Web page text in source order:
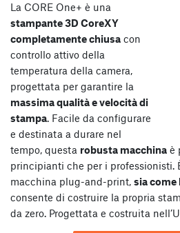
La CORE One+ è una
stampante 3D CoreXY
completamente chiusa con
controllo attivo della
temperatura della camera,
progettata per garantire la
massima qualità e velocità di
stampa. Facile da configurare
e destinata a durare nel
tempo, questa robusta macchina è
principianti che per i professionisti.
macchina plug-and-print, sia
consente di costruire la propria
da zero. Progettata e costruita